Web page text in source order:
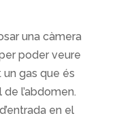
una càmera
poder veure
un gas que és
l’abdomen.
en el